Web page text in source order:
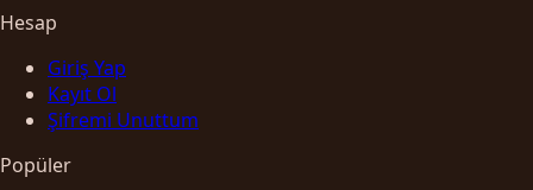
Hesap
Giriş Yap
Kayıt Ol
Şifremi Unuttum
Popüler